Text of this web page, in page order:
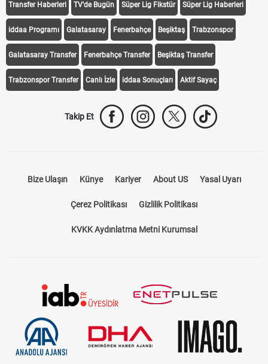
Transfer Haberleri TV'de Bugün Süper Lig Fikstür Süper Lig Haberleri
iddaa Programı Galatasaray Fenerbahçe Beşiktaş Trabzonspor
Galatasaray Transfer Fenerbahçe Transfer Beşiktaş Transfer
Trabzonspor Transfer Canlı İzle iddaa Sonuçları Aktif Sayaç
Takip Et
Bize Ulaşın Künye Kariyer About US Yasal Uyarı
Çerez Politikası Gizlilik Politikası
KVKK Aydınlatma Metni Kurumsal